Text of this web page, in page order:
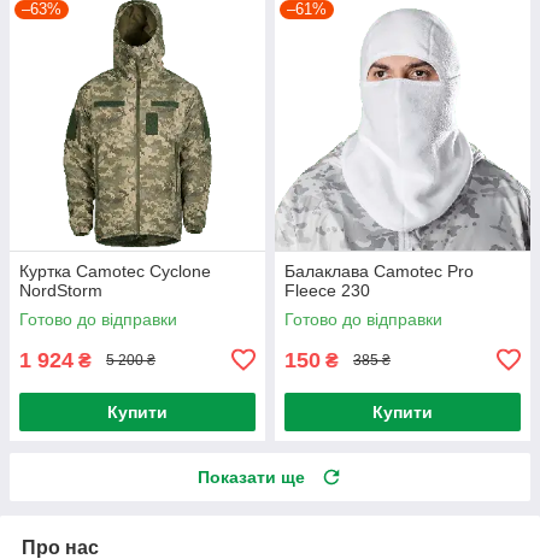
–63%
Куртка Camotec Cyclone
NordStorm
Готово до відправки
1 924 ₴ 5 200 ₴
Купити
–61%
Балаклава Camotec Pro
Fleece 230
Готово до відправки
150 ₴ 385 ₴
Купити
Показати ще
Про нас